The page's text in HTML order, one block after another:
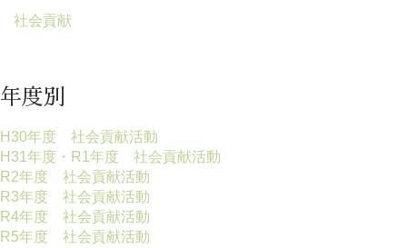
社会貢献
年度別
H30年度 社会貢献活動
H31年度・R1年度 社会貢献活動
R2年度 社会貢献活動
R3年度 社会貢献活動
R4年度 社会貢献活動
R5年度 社会貢献活動